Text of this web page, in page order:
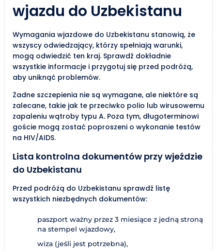
wjazdu do Uzbekistanu
Wymagania wjazdowe do Uzbekistanu stanowią, że
wszyscy odwiedzający, którzy spełniają warunki,
mogą odwiedzić ten kraj. Sprawdź dokładnie
wszystkie informacje i przygotuj się przed podróżą,
aby uniknąć problemów.
Żadne szczepienia nie są wymagane, ale niektóre są
zalecane, takie jak te przeciwko polio lub wirusowemu
zapaleniu wątroby typu A. Poza tym, długoterminowi
goście mogą zostać poproszeni o wykonanie testów
na HIV/AIDS.
Lista kontrolna dokumentów przy wjeździe
do Uzbekistanu
Przed podróżą do Uzbekistanu sprawdź listę
wszystkich niezbędnych dokumentów:
paszport ważny przez 3 miesiące z jedną stroną
na stempel wjazdowy,
wiza (jeśli jest potrzebna),